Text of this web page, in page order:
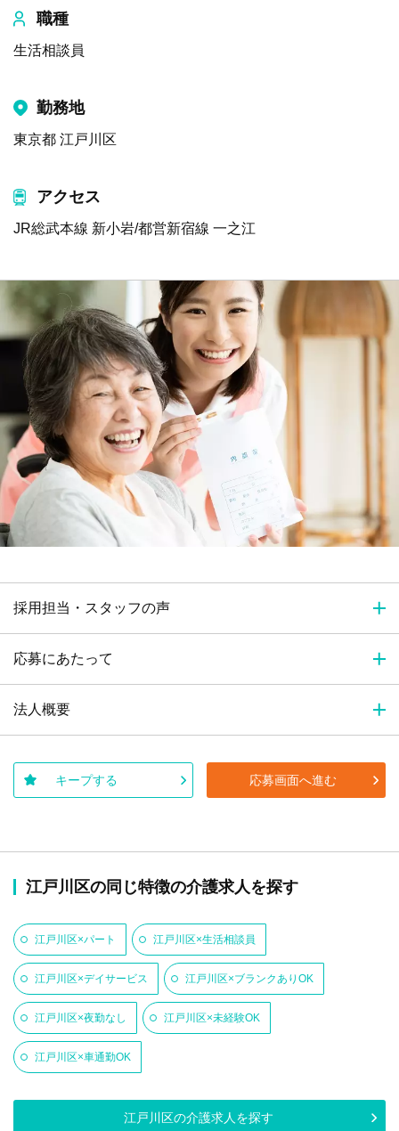
職種
生活相談員
勤務地
東京都 江戸川区
アクセス
JR総武本線 新小岩/都営新宿線 一之江
採用担当・スタッフの声
応募にあたって
法人概要
キープする 応募画面へ進む
江戸川区の同じ特徴の介護求人を探す
江戸川区×パート 江戸川区×生活相談員
江戸川区×デイサービス 江戸川区×ブランクありOK
江戸川区×夜勤なし 江戸川区×未経験OK
江戸川区×車通勤OK
江戸川区の介護求人を探す